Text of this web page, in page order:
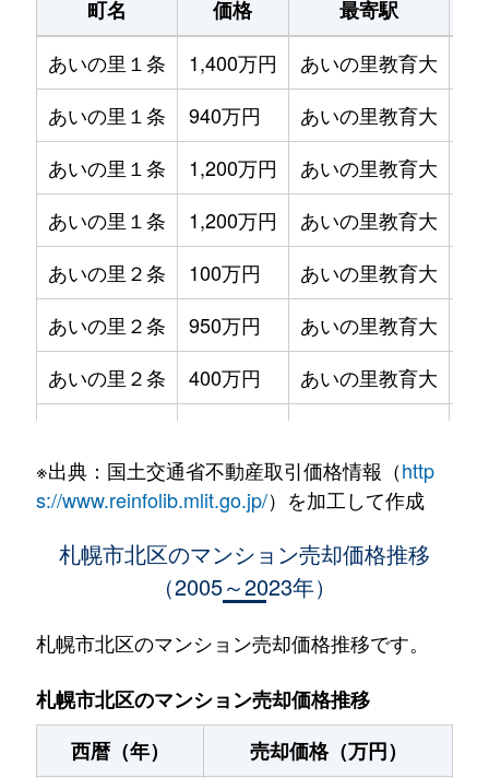
町名 価格 最寄駅
あいの里１条
1,400万円 あいの里教育大
あいの里１条
940万円 あいの里教育大
あいの里１条
1,200万円 あいの里教育大
あいの里１条
1,200万円 あいの里教育大
あいの里２条
100万円 あいの里教育大
あいの里２条
950万円 あいの里教育大
あいの里２条
400万円 あいの里教育大
あいの里２条
400万円 あいの里教育大
720万円 あいの里教育大
あいの里２条
550万円 あいの里教育大
あいの里２条
200万円 あいの里教育大
あいの里２条
150万円 あいの里教育大
※出典：国土交通省不動産取引価格情報（http
s://www.reinfolib.mlit.go.jp/）を加工して作成
札幌市北区のマンション売却価格推移
（2005～2023年）
札幌市北区のマンション売却価格推移です。
札幌市北区のマンション売却価格推移
西暦（年）
売却価格（万円）